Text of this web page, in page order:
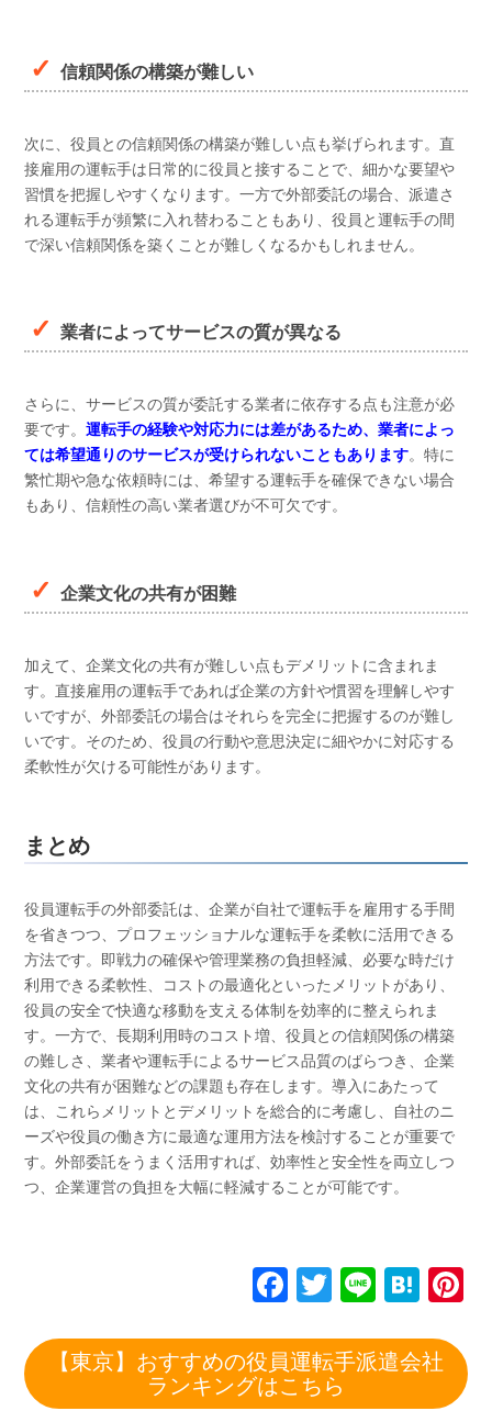
信頼関係の構築が難しい
次に、役員との信頼関係の構築が難しい点も挙げられます。直
接雇用の運転手は日常的に役員と接することで、細かな要望や
習慣を把握しやすくなります。一方で外部委託の場合、派遣さ
れる運転手が頻繁に入れ替わることもあり、役員と運転手の間
で深い信頼関係を築くことが難しくなるかもしれません。
業者によってサービスの質が異なる
さらに、サービスの質が委託する業者に依存する点も注意が必
要です。 運転手の経験や対応力には差があるため、業者によっ
ては希望通りのサービスが受けられないこともあります。特に
繁忙期や急な依頼時には、希望する運転手を確保できない場合
もあり、信頼性の高い業者選びが不可欠です。
企業文化の共有が困難
加えて、企業文化の共有が難しい点もデメリットに含まれま
す。直接雇用の運転手であれば企業の方針や慣習を理解しやす
いですが、外部委託の場合はそれらを完全に把握するのが難し
いです。そのため、役員の行動や意思決定に細やかに対応する
柔軟性が欠ける可能性があります。
まとめ
役員運転手の外部委託は、企業が自社で運転手を雇用する手間
を省きつつ、プロフェッショナルな運転手を柔軟に活用できる
方法です。即戦力の確保や管理業務の負担軽減、必要な時だけ
利用できる柔軟性、コストの最適化といったメリットがあり、
役員の安全で快適な移動を支える体制を効率的に整えられま
す。一方で、長期利用時のコスト増、役員との信頼関係の構築
の難しさ、業者や運転手によるサービス品質のばらつき、企業
文化の共有が困難などの課題も存在します。導入にあたって
は、これらメリットとデメリットを総合的に考慮し、自社のニ
ーズや役員の働き方に最適な運用方法を検討することが重要で
す。外部委託をうまく活用すれば、効率性と安全性を両立しつ
つ、企業運営の負担を大幅に軽減することが可能です。
F
c
e
T
tt
er
Li
e
H
e
e
【東京】おすすめの役員運転手派遣会社
ランキングはこちら